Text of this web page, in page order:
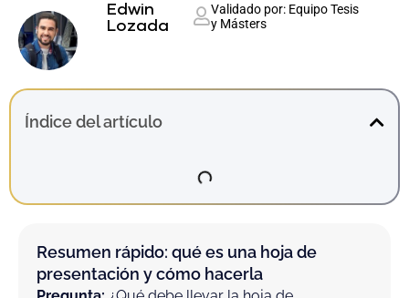
Edwin
Lozada
Validado por: Equipo Tesis
y Másters
Índice del artículo
Resumen rápido: qué es una hoja de
presentación y cómo hacerla